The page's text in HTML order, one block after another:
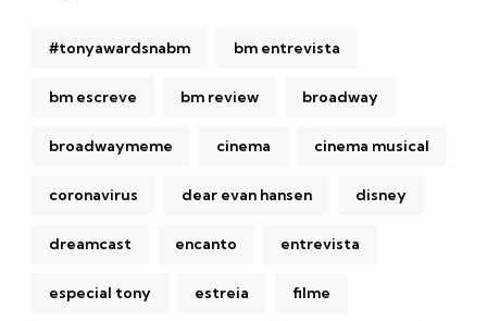
#tonyawardsnabm bm entrevista
bm escreve bm review broadway
broadwaymeme cinema cinema musical
coronavirus dear evan hansen disney
dreamcast encanto entrevista
especial tony estreia filme